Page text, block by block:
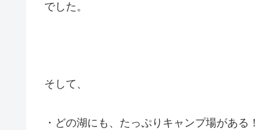
でした。
そして、
・どの湖にも、たっぷりキャンプ場がある！